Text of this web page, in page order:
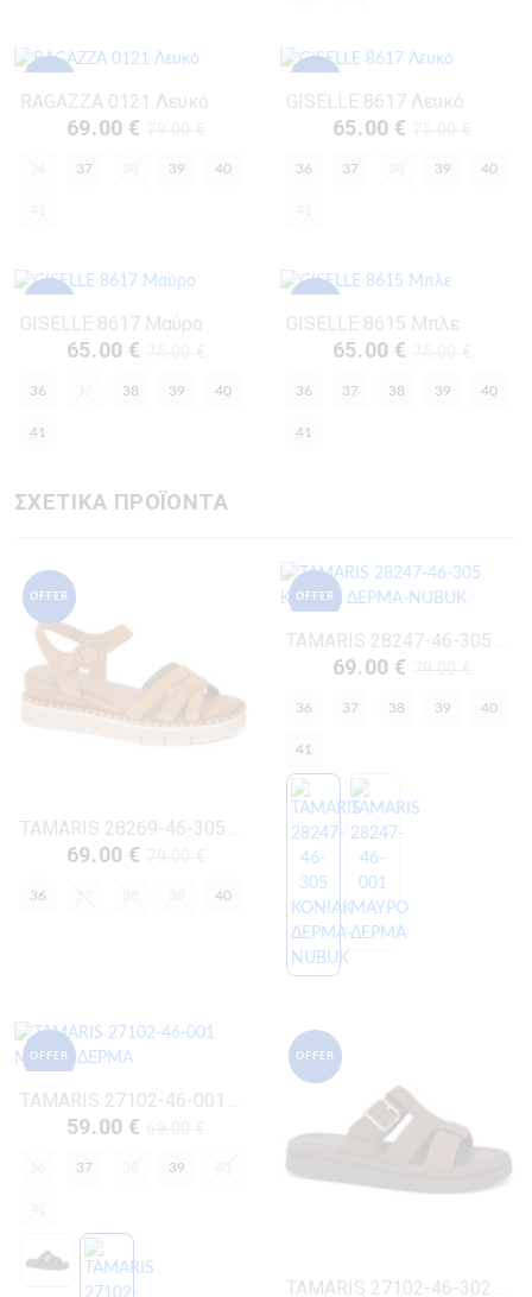
RAGAZZA 0121 Λευκό
69.00 €
37 39 40
GISELLE 8617 Λευκό
65.00 €
36 37 39 40
GISELLE 8617 Μαύρο
65.00 €
36 38 39 40
41
GISELLE 8615 Μπλε
65.00 €
36 37 38 39 40
41
ΣΧΕΤΙΚΑ ΠΡΟΪΟΝΤΑ
OFFER
TAMARIS 28269-46-305 ΚΟΝΙΑΚ ΔΕΡΜΑ-NUBUK
69.00 €
36 40
OFFER
TAMARIS 28247-46-305 ΚΟΝΙΑΚ ΔΕΡΜΑ-NUBUK
69.00 €
36 37 38 39 40
41
OFFER
TAMARIS 27102-46-001 ΜΑΥΡΟ ΔΕΡΜΑ
59.00 €
37 39
OFFER
TAMARIS 27102-46-302 ΜΟΚΚΑ ΔΕΡΜΑ- NUBUK